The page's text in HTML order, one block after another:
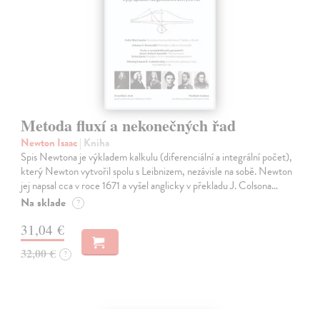
Metoda fluxí a nekonečných řad
Newton Isaac| Kniha
Spis Newtona je výkladem kalkulu (diferenciální a integrální počet),
který Newton vytvořil spolu s Leibnizem, nezávisle na sobě. Newton
jej napsal cca v roce 1671 a vyšel anglicky v překladu J. Colsona…
Na sklade ?
31,04 €
32,00 € ?